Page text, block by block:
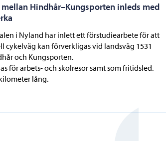
Hindhår–Kungsporten inleds med
i Nyland har inlett ett förstudiearbete för att
cykelväg kan förverkligas vid landsväg 1531
och Kungsporten.
för arbets- och skolresor samt som fritidsled.
lång.